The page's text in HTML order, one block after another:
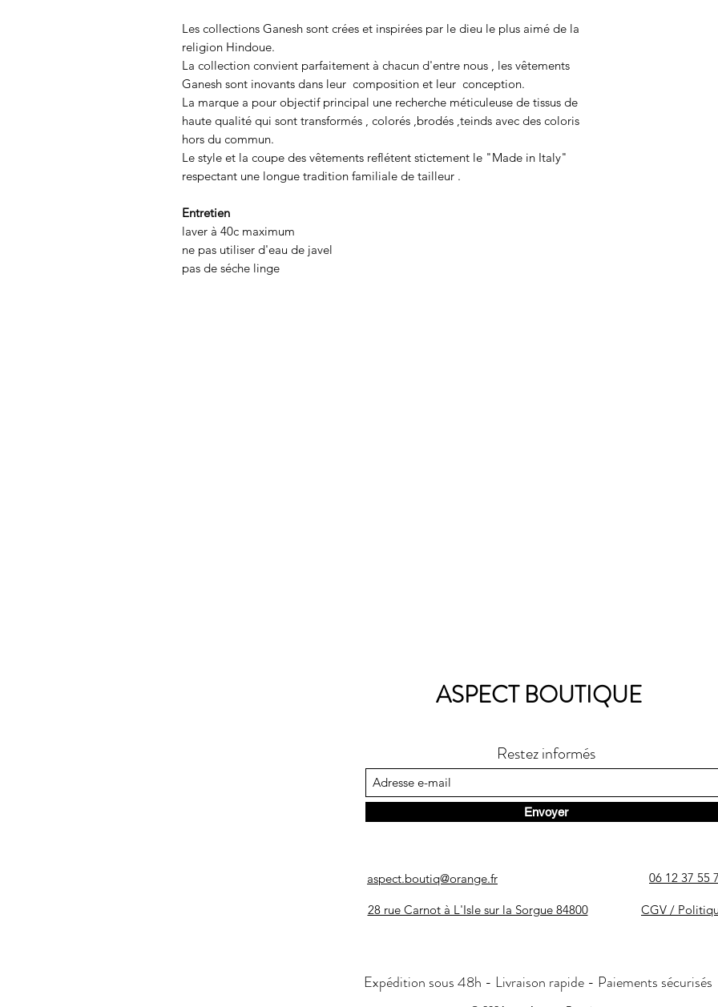
Les collections Ganesh sont crées et inspirées par le dieu le plus aimé de la
religion Hindoue.
La collection convient parfaitement à chacun d'entre nous , les vêtements
Ganesh sont inovants dans leur composition et leur conception.
La marque a pour objectif principal une recherche méticuleuse de tissus de
haute qualité qui sont transformés , colorés ,brodés ,teinds avec des coloris
hors du commun.
Le style et la coupe des vêtements reflétent stictement le "Made in Italy"
respectant une longue tradition familiale de tailleur .
Entretien
laver à 40c maximum
ne pas utiliser d'eau de javel
pas de séche linge
ASPECT BOUTIQUE
Restez informés
Envoyer
aspect.boutiq@orange.fr 06 12 37 55
28 rue Carnot à L'Isle sur la Sorgue 84800 CGV /
Expédition sous 48h - Livraison rapide - Paiements sécurisés